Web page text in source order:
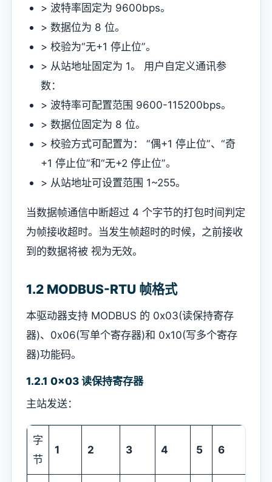
> 波特率固定为 9600bps。
> 数据位为 8 位。
> 校验为“无+1 停止位”。
> 从站地址固定为 1。 用户自定义通讯参
数：
> 波特率可配置范围 9600-115200bps。
> 数据位固定为 8 位。
> 校验方式可配置为： “偶+1 停止位”、“奇
+1 停止位”和“无+2 停止位”。
> 从站地址可设置范围 1~255。
当数据帧通信中断超过 4 个字节的打包时间判定
为帧接收超时。当发生帧超时的时候，之前接收
到的数据将被 视为无效。
1.2 MODBUS-RTU 帧格式
本驱动器支持 MODBUS 的 0x03(读保持寄存
器)、0x06(写单个寄存器)和 0x10(写多个寄存
器)功能码。
1.2.1 0x03 读保持寄存器
主站发送：
字
节
1 2 3 4 5 6